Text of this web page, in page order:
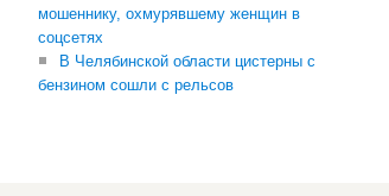
мошеннику, охмурявшему женщин в
соцсетях
В Челябинской области цистерны с
бензином сошли с рельсов